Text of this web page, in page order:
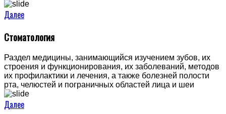
Далее
Стоматология
Раздел медицины, занимающийся изучением зубов, их
строения и функционирования, их заболеваний, методов
их профилактики и лечения, а также болезней полости
рта, челюстей и пограничных областей лица и шеи
Далее